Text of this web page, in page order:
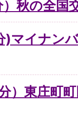
秋の全国
マイナン
）東庄町